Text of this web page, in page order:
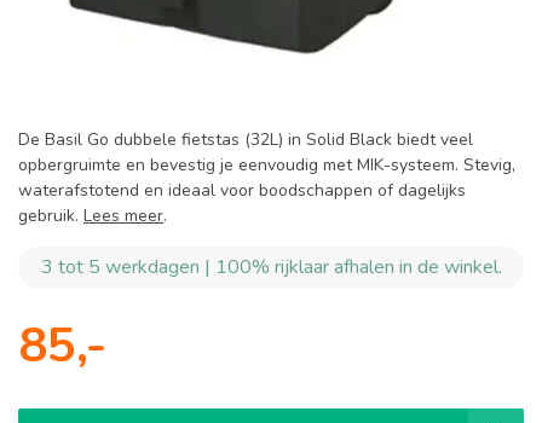
De Basil Go dubbele fietstas (32L) in Solid Black biedt veel
opbergruimte en bevestig je eenvoudig met MIK-systeem. Stevig,
waterafstotend en ideaal voor boodschappen of dagelijks
gebruik. Lees meer.
3 tot 5 werkdagen | 100% rijklaar afhalen in de winkel.
85,-